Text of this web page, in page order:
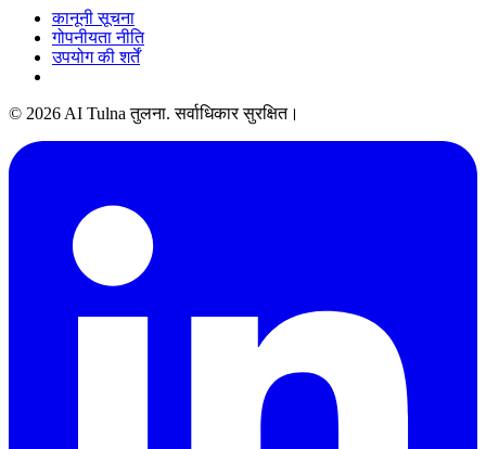
कानूनी सूचना
गोपनीयता नीति
उपयोग की शर्तें
© 2026 AI Tulna तुलना. सर्वाधिकार सुरक्षित।